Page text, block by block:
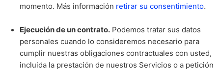
momento. Más información retirar su consentimiento.
Ejecución de un contrato. Podemos tratar sus datos
personales cuando lo consideremos necesario para
cumplir nuestras obligaciones contractuales con usted,
incluida la prestación de nuestros Servicios o a petición